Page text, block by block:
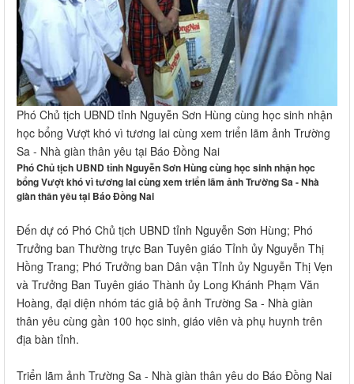
Phó Chủ tịch UBND tỉnh Nguyễn Sơn Hùng cùng học sinh nhận
học bổng Vượt khó vì tương lai cùng xem triển lãm ảnh Trường
Sa - Nhà giàn thân yêu tại Báo Đồng Nai
Phó Chủ tịch UBND tỉnh Nguyễn Sơn Hùng cùng học sinh nhận học
bổng Vượt khó vì tương lai cùng xem triển lãm ảnh Trường Sa - Nhà
giàn thân yêu tại Báo Đồng Nai
Đến dự có Phó Chủ tịch UBND tỉnh Nguyễn Sơn Hùng; Phó
Trưởng ban Thường trực Ban Tuyên giáo Tỉnh ủy Nguyễn Thị
Hồng Trang; Phó Trưởng ban Dân vận Tỉnh ủy Nguyễn Thị Vẹn
và Trưởng Ban Tuyên giáo Thành ủy Long Khánh Phạm Văn
Hoàng, đại diện nhóm tác giả bộ ảnh Trường Sa - Nhà giàn
thân yêu cùng gần 100 học sinh, giáo viên và phụ huynh trên
địa bàn tỉnh.
Triển lãm ảnh Trường Sa - Nhà giàn thân yêu do Báo Đồng Nai